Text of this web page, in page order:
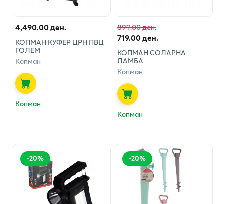
4,490.00 ден.
КОПМАН КУФЕР ЦРН ПВЦ
ГОЛЕМ
Копман
Копман
899.00 ден.
719.00 ден.
КОПМАН СОЛАРНА
ЛАМБА
Копман
Копман
-20% -20%